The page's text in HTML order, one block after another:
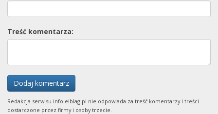
Treść komentarza:
Dodaj komentarz
Redakcja serwisu info.elblag.pl nie odpowiada za treść komentarzy i treści
dostarczone przez firmy i osoby trzecie.